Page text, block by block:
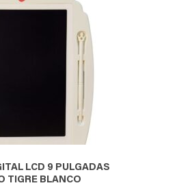
LCD 9 PULGADAS
TIGRE BLANCO